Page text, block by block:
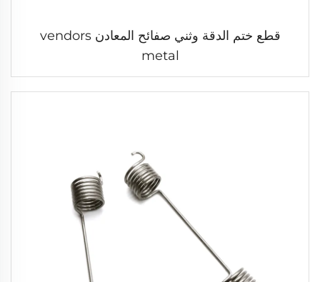
قطع ختم الدقة وثني صفائح المعادن vendors
metal